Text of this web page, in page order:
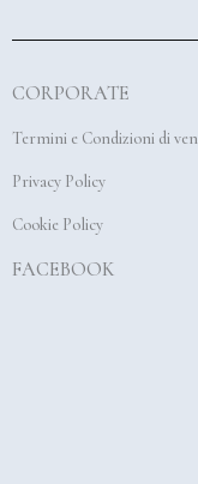
e
o
o
t
g
r
t
e
CORPORATE
Termini e Condizioni di
Privacy Policy
Cookie Policy
FACEBOOK